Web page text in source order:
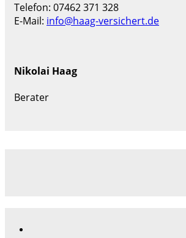
Telefon: 07462 371 328
E-Mail: info@haag-versichert.de
Nikolai Haag
Berater